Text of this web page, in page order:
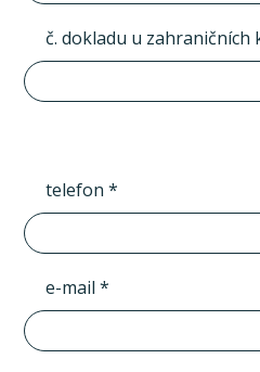
č. dokladu u zahraničních
telefon *
e-mail *